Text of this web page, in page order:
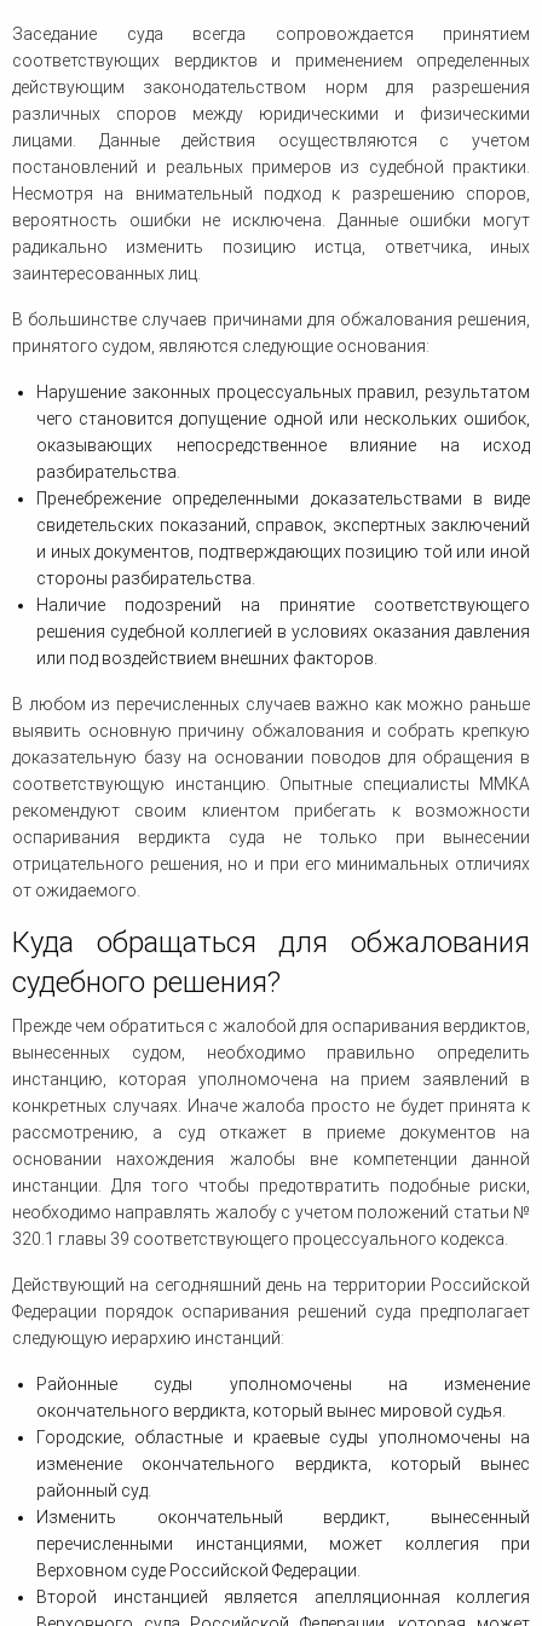
Заседание суда всегда сопровождается принятием
соответствующих вердиктов и применением определенных
действующим законодательством норм для разрешения
различных споров между юридическими и физическими
лицами. Данные действия осуществляются с учетом
постановлений и реальных примеров из судебной практики.
Несмотря на внимательный подход к разрешению споров,
вероятность ошибки не исключена. Данные ошибки могут
радикально изменить позицию истца, ответчика, иных
заинтересованных лиц.
В большинстве случаев причинами для обжалования решения,
принятого судом, являются следующие основания:
Нарушение законных процессуальных правил, результатом
чего становится допущение одной или нескольких ошибок,
оказывающих непосредственное влияние на исход
разбирательства.
Пренебрежение определенными доказательствами в виде
свидетельских показаний, справок, экспертных заключений
и иных документов, подтверждающих позицию той или иной
стороны разбирательства.
Наличие подозрений на принятие соответствующего
решения судебной коллегией в условиях оказания давления
или под воздействием внешних факторов.
В любом из перечисленных случаев важно как можно раньше
выявить основную причину обжалования и собрать крепкую
доказательную базу на основании поводов для обращения в
соответствующую инстанцию. Опытные специалисты ММКА
рекомендуют своим клиентом прибегать к возможности
оспаривания вердикта суда не только при вынесении
отрицательного решения, но и при его минимальных отличиях
от ожидаемого.
Куда обращаться для обжалования
судебного решения?
Прежде чем обратиться с жалобой для оспаривания вердиктов,
вынесенных судом, необходимо правильно определить
инстанцию, которая уполномочена на прием заявлений в
конкретных случаях. Иначе жалоба просто не будет принята к
рассмотрению, а суд откажет в приеме документов на
основании нахождения жалобы вне компетенции данной
инстанции. Для того чтобы предотвратить подобные риски,
необходимо направлять жалобу с учетом положений статьи №
320.1 главы 39 соответствующего процессуального кодекса.
Действующий на сегодняшний день на территории Российской
Федерации порядок оспаривания решений суда предполагает
следующую иерархию инстанций:
Районные суды уполномочены на изменение
окончательного вердикта, который вынес мировой судья.
Городские, областные и краевые суды уполномочены на
изменение окончательного вердикта, который вынес
районный суд.
Изменить окончательный вердикт, вынесенный
перечисленными инстанциями, может коллегия при
Верховном суде Российской Федерации.
Второй инстанцией является апелляционная коллегия